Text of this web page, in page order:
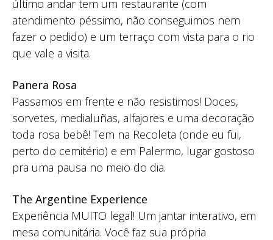
último andar tem um restaurante (com
atendimento péssimo, não conseguimos nem
fazer o pedido) e um terraço com vista para o rio
que vale a visita.
Panera Rosa
Passamos em frente e não resistimos! Doces,
sorvetes, medialuñas, alfajores e uma decoração
toda rosa bebê! Tem na Recoleta (onde eu fui,
perto do cemitério) e em Palermo, lugar gostoso
pra uma pausa no meio do dia.
The Argentine Experience
Experiência MUITO legal! Um jantar interativo, em
mesa comunitária. Você faz sua própria